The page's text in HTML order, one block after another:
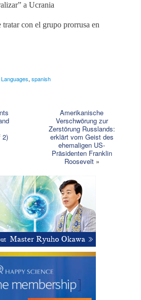
a Ucrania
tratar con el grupo prorrusa en
, spanish
2)
Amerikanische
Verschwörung zur
Zerstörung Russlands:
erklärt vom Geist des
ehemaligen US-
Präsidenten Franklin
Roosevelt»